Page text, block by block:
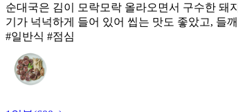
순대국은 김이 모락모락 올라오면서 구수한 돼
기가 넉넉하게 들어 있어 씹는 맛도 좋았고, 들
#일반식 #점심